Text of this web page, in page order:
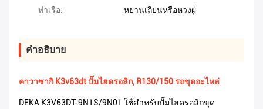
ท่าเรือ: หยานเถียนหรือหวงผู่
คําอธิบาย
คาวาซากิ K3v63dt ปั๊มไฮดรอลิก, R130/150 รถขุดอะไหล่
DEKA K3V63DT-9N1S/9N01 ใช้สำหรับปั๊มไฮดรอลิกขุด